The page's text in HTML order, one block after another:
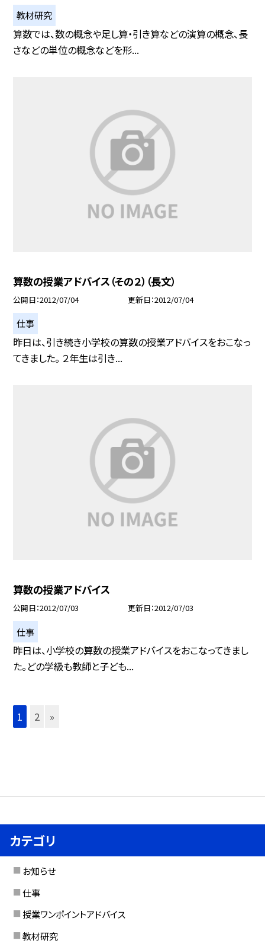
教材研究
算数では、数の概念や足し算・引き算などの演算の概念、長
さなどの単位の概念などを形...
算数の授業アドバイス（その２）（長文）
公開日 2012/07/04 更新日 2012/07/04
仕事
昨日は、引き続き小学校の算数の授業アドバイスをおこなっ
てきました。 ２年生は引き...
算数の授業アドバイス
公開日 2012/07/03 更新日 2012/07/03
仕事
昨日は、小学校の算数の授業アドバイスをおこなってきまし
た。どの学級も教師と子ども...
1 2 »
カテゴリ
お知らせ
仕事
授業ワンポイントアドバイス
教材研究